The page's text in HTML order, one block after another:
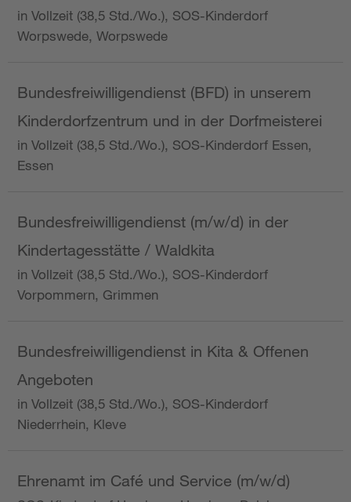
in Vollzeit (38,5 Std./Wo.), SOS-Kinderdorf
Worpswede, Worpswede
Bundesfreiwilligendienst (BFD) in unserem
Kinderdorfzentrum und in der Dorfmeisterei
in Vollzeit (38,5 Std./Wo.), SOS-Kinderdorf Essen,
Essen
Bundesfreiwilligendienst (m/w/d) in der
Kindertagesstätte / Waldkita
in Vollzeit (38,5 Std./Wo.), SOS-Kinderdorf
Vorpommern, Grimmen
Bundesfreiwilligendienst in Kita & Offenen
Angeboten
in Vollzeit (38,5 Std./Wo.), SOS-Kinderdorf
Niederrhein, Kleve
Ehrenamt im Café und Service (m/w/d)